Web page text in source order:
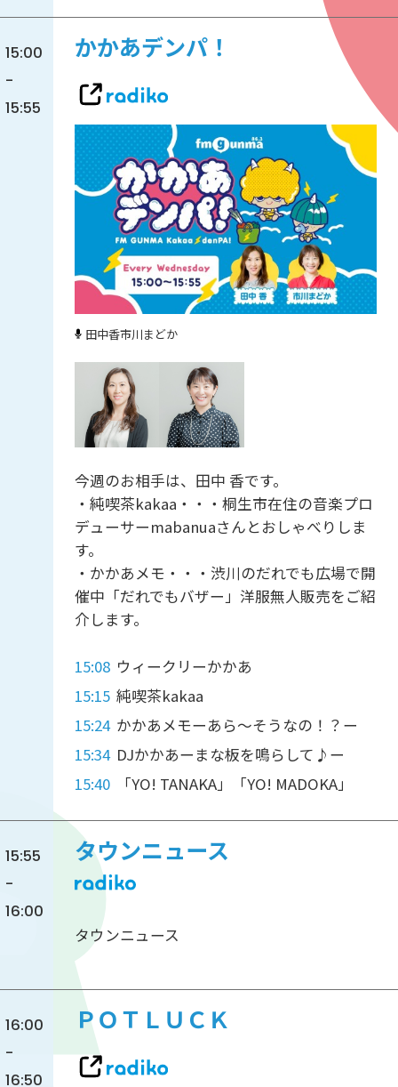
15:00
-
15:55
かかあデンパ！
田中香市川まどか
今週のお相手は、田中 香です。
・純喫茶kakaa・・・桐生市在住の音楽プロ
デューサーmabanuaさんとおしゃべりしま
す。
・かかあメモ・・・渋川のだれでも広場で開
催中「だれでもバザー」洋服無人販売をご紹
介します。
15:08 ウィークリーかかあ
15:15 純喫茶kakaa
15:24 かかあメモーあら～そうなの！？ー
15:34 DJかかあーまな板を鳴らして♪ー
15:40
「YO! TANAKA」「YO! MADOKA」
15:55
-
16:00
タウンニュース
タウンニュース
16:00
-
16:50
ＰＯＴＬＵＣＫ